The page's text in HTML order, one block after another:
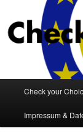
primären
Inhalt
springen
sekundären
Inhalt
springenCheck
Der
Check your
Impressum &